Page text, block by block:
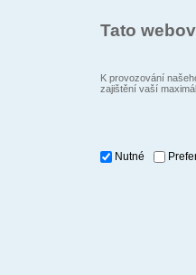
Tato
K provozování
zajištění vaší
Nutné